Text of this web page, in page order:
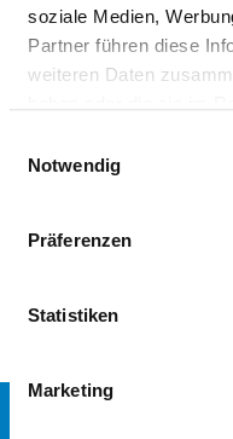
soziale Medien,
Partner führen diese
weiteren Daten
Notwendig
Präferenzen
Statistiken
Marketing
KEINE
Zu dem mit diesem
finden. Klicken Sie auf